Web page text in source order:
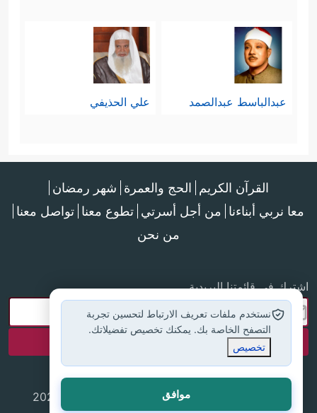
عبدالباسط عبدالصمد علي الحذيفي
القرآن الكريم الحج والعمرة شهر رمضان
معا نربي أبناءنا من أجل أسرتي تطوع معنا تواصل معنا
من نحن
اشترك في قائمتنا البريدية
جميع الحقوق محفوظة لموقع إسلام أون لاين © 2025
نستخدم ملفات تعريف الارتباط لتحسين تجربة
التصفح الخاصة بك. يمكنك تخصيص تفضيلاتك.
تخصيص
موافق